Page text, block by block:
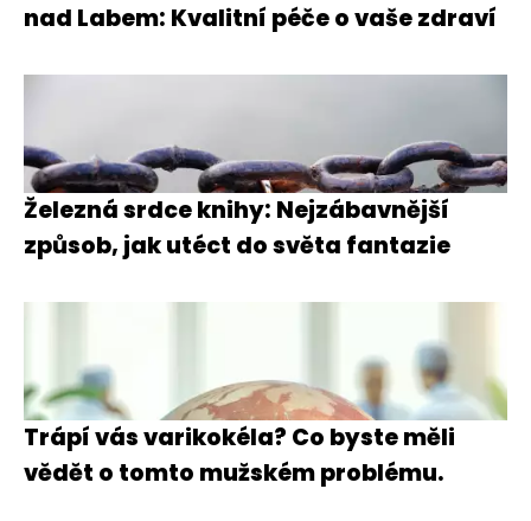
nad Labem: Kvalitní péče o vaše zdraví
Železná srdce knihy: Nejzábavnější
způsob, jak utéct do světa fantazie
Trápí vás varikokéla? Co byste měli
vědět o tomto mužském problému.